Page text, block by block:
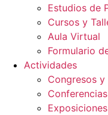
Estudios de
Cursos y
Aula Virtual
Formulario
Actividades
Congresos y
Conferencias
Exposiciones